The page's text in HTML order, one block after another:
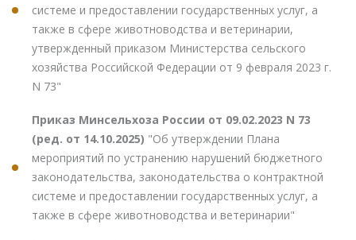
системе и предоставлении государственных услуг, а
также в сфере животноводства и ветеринарии,
утвержденный приказом Министерства сельского
хозяйства Российской Федерации от 9 февраля 2023 г.
N 73"
Приказ Минсельхоза России от 09.02.2023 N 73
(ред. от 14.10.2025) "Об утверждении Плана
мероприятий по устранению нарушений бюджетного
законодательства, законодательства о контрактной
системе и предоставлении государственных услуг, а
также в сфере животноводства и ветеринарии"